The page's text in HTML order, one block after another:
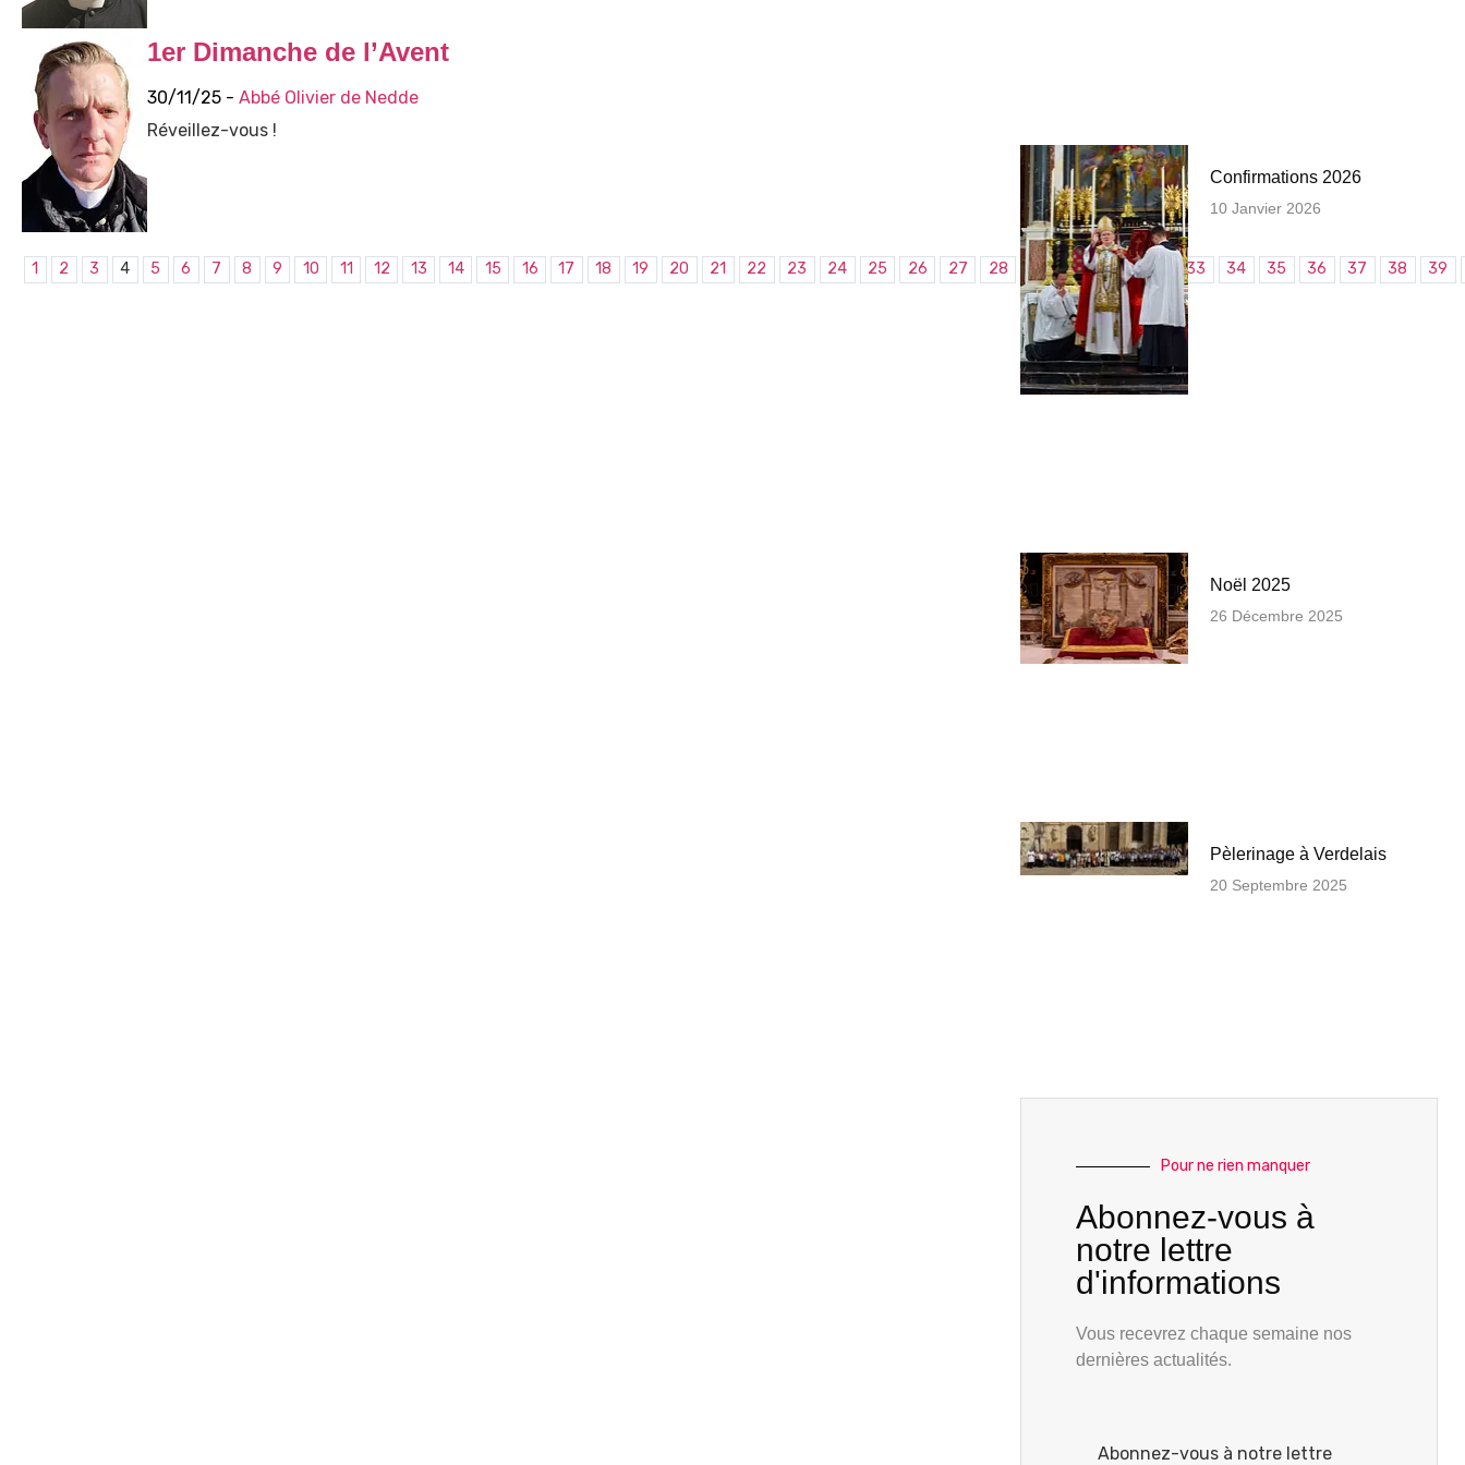
1er Dimanche de l’Avent
30/11/25 - Abbé Olivier de Nedde
Réveillez-vous !
1 2 3 4 5 6 7 8 9 10 11 12 13 14 15 16 17 18 19 20 21 22 23 24 25 26 27 28 29 30 31 32 33 34 35 36 37 38 39
Confirmations 2026
10 Janvier 2026
Noël 2025
26 Décembre 2025
Pèlerinage à Verdelais
20 Septembre 2025
Pour ne rien manquer
Abonnez-vous à
notre lettre
d'informations
Vous recevrez chaque semaine nos
dernières actualités.
Abonnez-vous à notre lettre